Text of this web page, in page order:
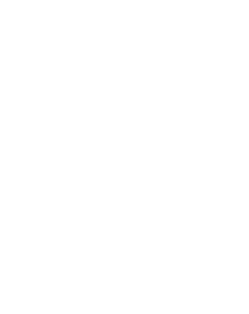
Olabilecek tüm felaketler
yedeklemenin hayati değeri
yedekleme için Webkur'u